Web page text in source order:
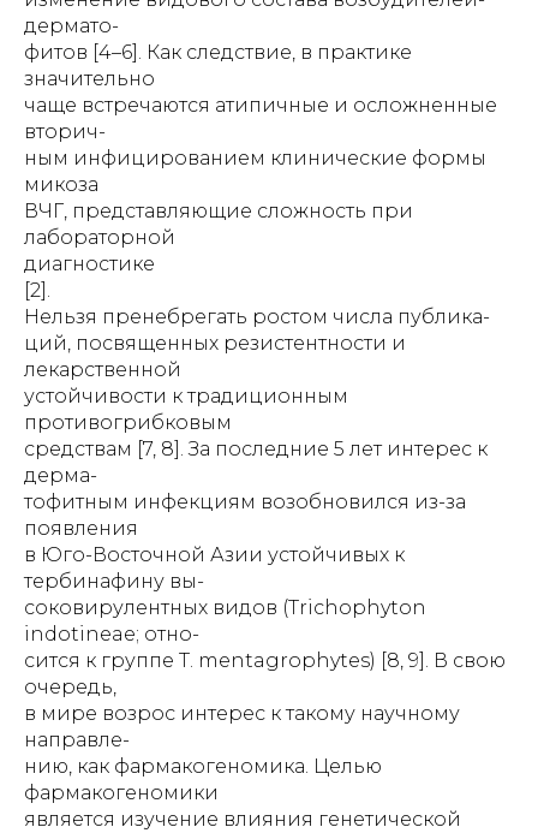
дермато-
фитов [4–6]. Как следствие, в практике
значительно
чаще встречаются атипичные и осложненные
вторич-
ным инфицированием клинические формы
микоза
ВЧГ, представляющие сложность при
лабораторной
диагностике
[2].
Нельзя пренебрегать ростом числа публика-
ций, посвященных резистентности и
лекарственной
устойчивости к традиционным
противогрибковым
средствам [7, 8]. За последние 5 лет интерес к
дерма-
тофитным инфекциям возобновился из-за
появления
в Юго-Восточной Азии устойчивых к
тербинафину вы-
соковирулентных видов (Trichophyton
indotineae; отно-
сится к группе T. mentagrophytes) [8, 9]. В свою
очередь,
в мире возрос интерес к такому научному
направле-
нию, как фармакогеномика. Целью
фармакогеномики
является изучение влияния генетической